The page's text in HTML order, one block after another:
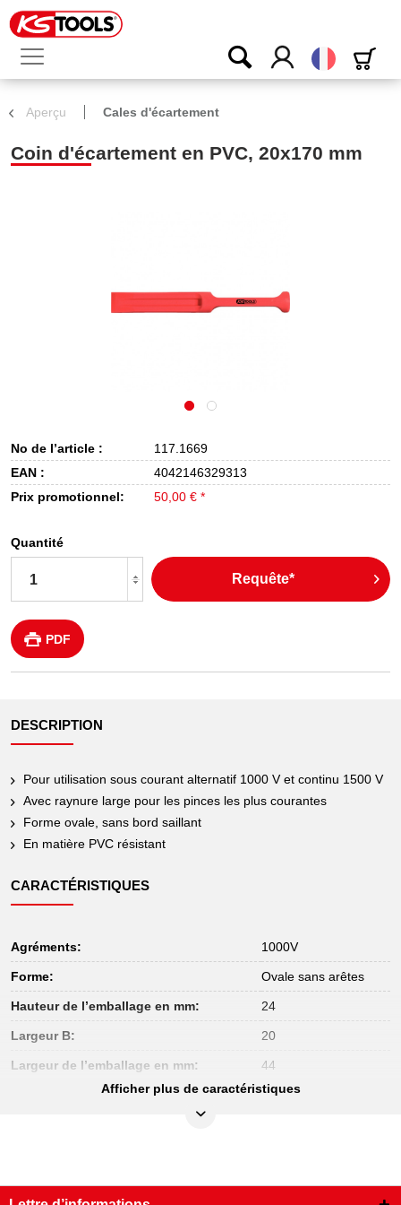
Français
Aperçu Cales d'écartement
Coin d'écartement en PVC, 20x170 mm
No de l’article :
117.1669
EAN :
4042146329313
Prix promotionnel:
50,00 € *
Quantité
Requête*
PDF
DESCRIPTION
Pour utilisation sous courant alternatif 1000 V et continu 1500 V
Avec raynure large pour les pinces les plus courantes
Forme ovale, sans bord saillant
En matière PVC résistant
CARACTÉRISTIQUES
Agréments: 1000V
Forme: Ovale sans arêtes
Hauteur de l’emballage en mm: 24
Largeur B: 20
Largeur de l’emballage en mm: 44
Longueur de l’emballage en mm: 197
Poids en g: 100
Afficher plus de caractéristiques